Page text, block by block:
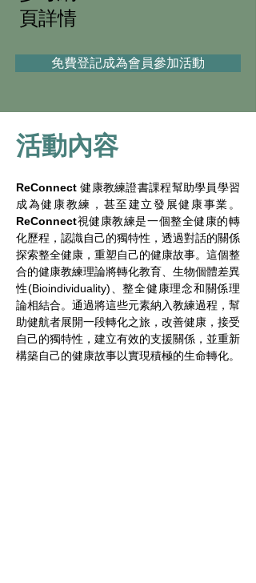
頁詳情
免費登記成為會員參加活動
活動內容
ReConnect 健康教練證書課程幫助學員學習
成為健康教練，甚至建立發展健康事業。
ReConnect視健康教練是一個整全健康的轉
化歷程，認識自己的獨特性，透過對話的關係
探索整全健康，重塑自己的健康故事。 這個整
合的健康教練理論將轉化教育、生物個體差異
性(Bioindividuality)、整全健康理念和關係理
論相結合。通過將這些元素納入教練過程，幫
助健航者展開一段轉化之旅，改善健康，接受
自己的獨特性，建立有效的支援關係，並重新
構築自己的健康故事以實現積極的生命轉化。